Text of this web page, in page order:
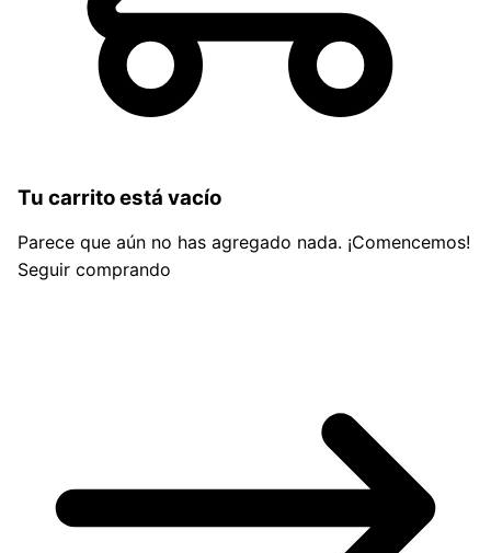
Tu carrito está vacío
Parece que aún no has agregado nada. ¡Comencemos!
Seguir comprando